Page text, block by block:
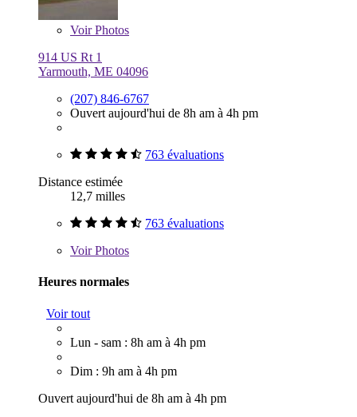
VoirPhotos
914 US Rt 1
Yarmouth, ME 04096
(207) 846-6767
Ouvert aujourd'hui de 8h am à 4h pm
763 évaluations
Distance estimée
12,7 milles
763 évaluations
VoirPhotos
Heures normales
Voir tout
Lun - sam : 8h am à 4h pm
Dim : 9h am à 4h pm
Ouvert aujourd'hui de 8h am à 4h pm